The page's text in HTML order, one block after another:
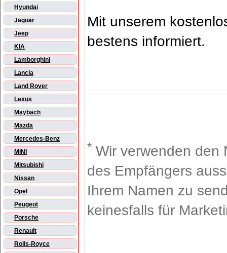
Hyundai
Jaguar
Jeep
KIA
Lamborghini
Lancia
Land Rover
Lexus
Maybach
Mazda
Mercedes-Benz
MINI
Mitsubishi
Nissan
Opel
Peugeot
Porsche
Renault
Rolls-Royce
Mit unserem
bestens informiert.
* Wir verwenden den
des Empfängers
Ihrem Namen zu
keinesfalls für